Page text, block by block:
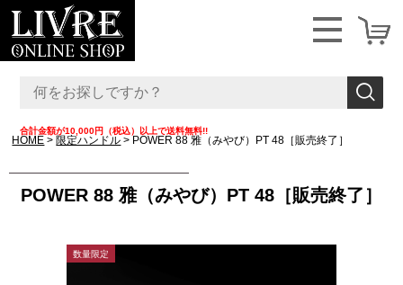
合計金額が10,000円（税込）以上で送料無料!!
HOME 限定ハンドル POWER 88 雅（みやび）PT 48［販売終了］
POWER 88 雅（みやび）PT 48［販売終了］